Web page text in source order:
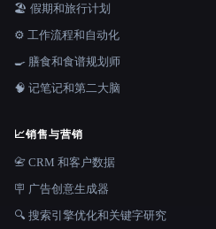
🏖 假期和旅行计划
⚙️ 工作流程和自动化
🍳 膳食和食谱规划师
🧠 记笔记和第二大脑
📈销售与营销
📇 CRM 和客户数据
🪧 广告创意生成器
🔍 搜索引擎优化和关键字研究